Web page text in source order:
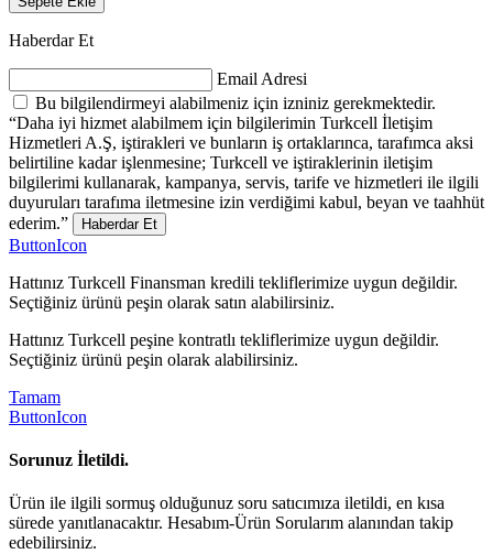
Haberdar Et
Email Adresi
Bu bilgilendirmeyi alabilmeniz için izniniz gerekmektedir.
“Daha iyi hizmet alabilmem için bilgilerimin Turkcell İletişim
Hizmetleri A.Ş, iştirakleri ve bunların iş ortaklarınca, tarafımca aksi
belirtiline kadar işlenmesine; Turkcell ve iştiraklerinin iletişim
bilgilerimi kullanarak, kampanya, servis, tarife ve hizmetleri ile ilgili
duyuruları tarafıma iletmesine izin verdiğimi kabul, beyan ve taahhüt
ederim.”
Haberdar Et
ButtonIcon
Hattınız Turkcell Finansman kredili tekliflerimize uygun değildir.
Seçtiğiniz ürünü peşin olarak satın alabilirsiniz.
Hattınız Turkcell peşine kontratlı tekliflerimize uygun değildir.
Seçtiğiniz ürünü peşin olarak alabilirsiniz.
Tamam
ButtonIcon
Sorunuz İletildi.
Ürün ile ilgili sormuş olduğunuz soru satıcımıza iletildi, en kısa
sürede yanıtlanacaktır. Hesabım-Ürün Sorularım alanından takip
edebilirsiniz.